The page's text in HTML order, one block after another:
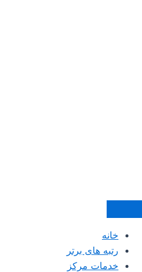
خانه
رتبه های برتر
خدمات مرکز